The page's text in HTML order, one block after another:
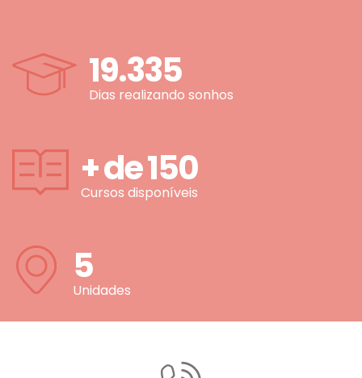
19.335
Dias realizando sonhos
+ de150
Cursos disponíveis
5
Unidades